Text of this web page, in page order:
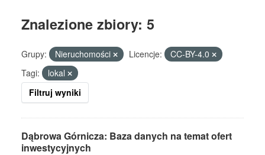
Znalezione zbiory: 5
Grupy: Nieruchomości Licencje:
CC-BY-4.0
Tagi:
lokal
Filtruj wyniki
Dąbrowa Górnicza: Baza danych na temat ofert
inwestycyjnych